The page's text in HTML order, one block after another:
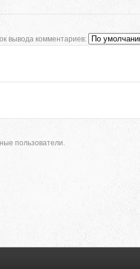
вывода комментариев:
пользователи.